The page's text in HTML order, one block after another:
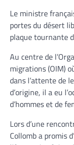
Le ministre
portes du désert
plaque tournante
Au centre de
migrations (OIM)
dans l’attente de
d’origine, il a eu
d’hommes et de
Lors d’une
Collomb a promis